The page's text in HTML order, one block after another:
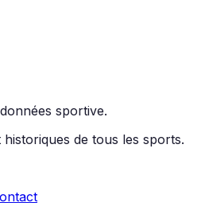
sportive.
de tous les sports.